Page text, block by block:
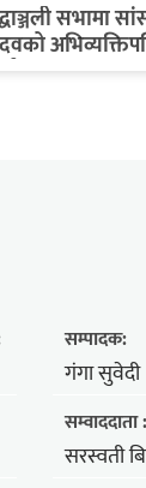
सभामा
सम्पादक:
गंगा सुवेदी
सम्वाददाता :
सरस्वती